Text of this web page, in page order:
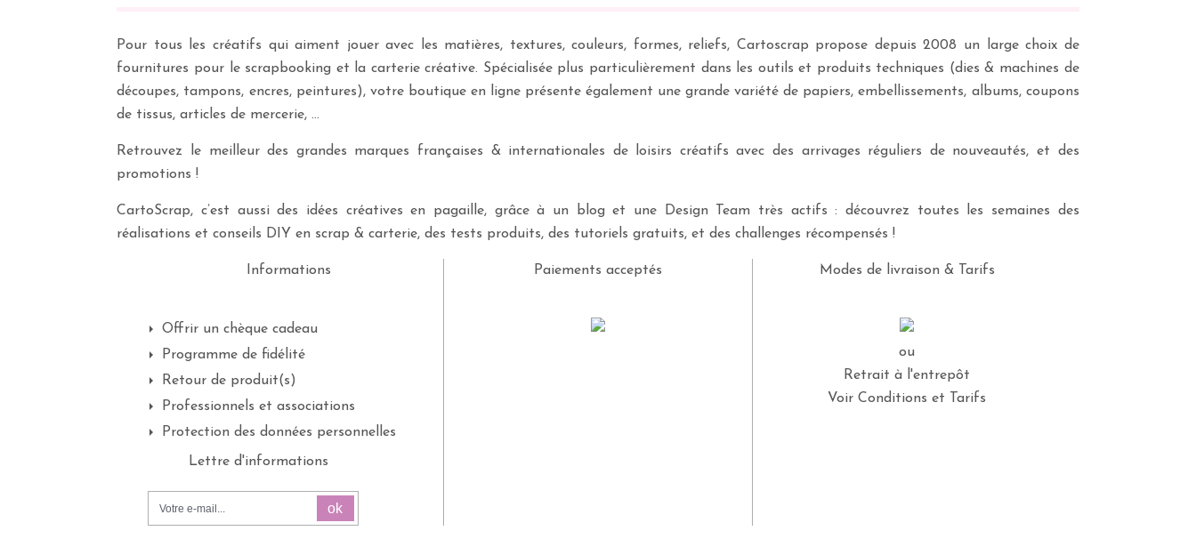
Pour tous les créatifs qui aiment jouer avec les matières, textures, couleurs, formes, reliefs, Cartoscrap propose depuis 2008 un large choix de
fournitures pour le scrapbooking et la carterie créative. Spécialisée plus particulièrement dans les outils et produits techniques (dies & machines de
découpes, tampons, encres, peintures), votre boutique en ligne présente également une grande variété de papiers, embellissements, albums, coupons
de tissus, articles de mercerie, …
Retrouvez le meilleur des grandes marques françaises & internationales de loisirs créatifs avec des arrivages réguliers de nouveautés, et des
promotions !
CartoScrap, c’est aussi des idées créatives en pagaille, grâce à un blog et une Design Team très actifs : découvrez toutes les semaines des
réalisations et conseils DIY en scrap & carterie, des tests produits, des tutoriels gratuits, et des challenges récompensés !
Informations
Offrir un chèque cadeau
Programme de fidélité
Retour de produit(s)
Professionnels et associations
Protection des données personnelles
Paiements acceptés Modes de livraison & Tarifs
ou
Retrait à l'entrepôt
Voir Conditions et Tarifs
Lettre d'informations
ok